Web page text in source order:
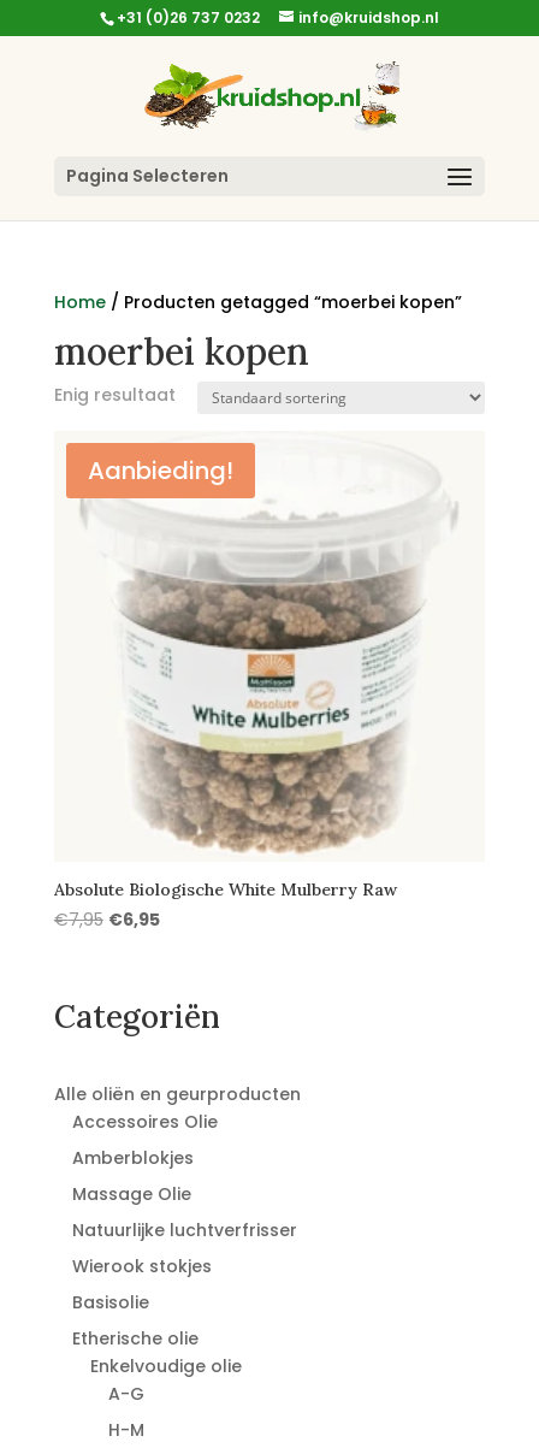
+31 (0)26 737 0232 info@kruidshop.nl
Pagina Selecteren
Home/ Producten getagged “moerbei kopen”
moerbei kopen
Enig resultaat
Aanbieding!
Absolute Biologische White Mulberry Raw
€7,95 Oorspronkelijke
€6,95Huidige
€6,95.
Categoriën
Alle oliën en geurproducten
Accessoires Olie
Amberblokjes
Massage Olie
Natuurlijke luchtverfrisser
Wierook stokjes
Basisolie
Etherische olie
Enkelvoudige olie
A-G
H-M